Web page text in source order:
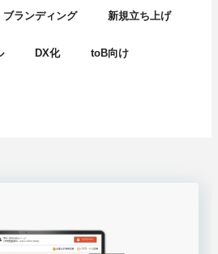
ブランディング 新規立ち上げ
DX化 toB向け